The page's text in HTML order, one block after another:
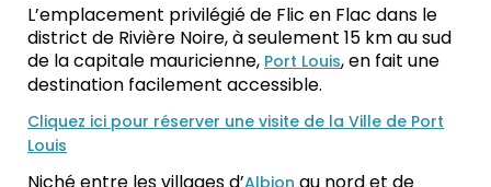
L’emplacement privilégié de Flic en Flac dans le
district de Rivière Noire, à seulement 15 km au sud
de la capitale mauricienne, Port Louis, en fait une
destination facilement accessible.
Cliquez ici pour réserver une visite de la Ville de Port
Louis
Niché entre les villages d’Albion au nord et de